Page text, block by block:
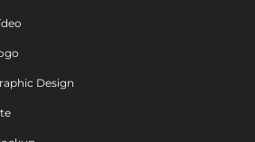
Design